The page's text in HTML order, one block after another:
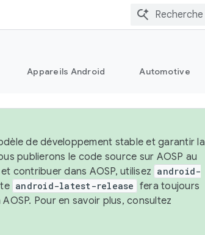
Appareils Android Automotive
de développement stable et garantir la
publierons le code source sur AOSP au
contribuer dans AOSP, utilisez android-
android-latest-release fera toujours
Pour en savoir plus, consultez